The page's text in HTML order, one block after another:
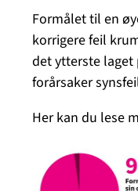
Formålet til en
korrigere feil
det ytterste laget
forårsaker
Her kan du lese